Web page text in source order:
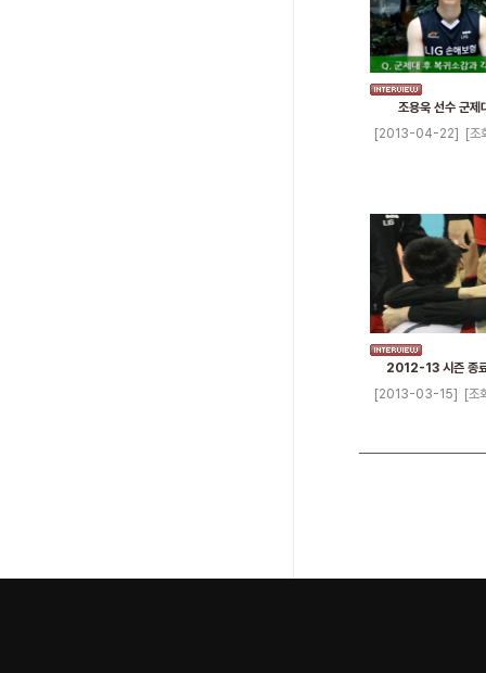
조용욱 선수 군제
[2013-04-22]
[조
2012-13 시즌 종
[2013-03-15]
[조